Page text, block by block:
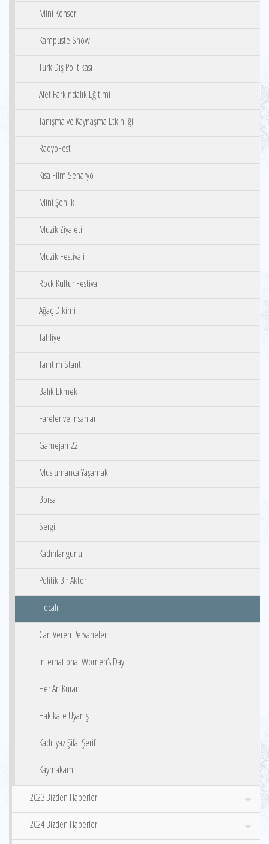
Mini Konser
Kampüste Show
Türk Dış Politikası
Afet Farkındalık Eğitimi
Tanışma ve Kaynaşma Etkinliği
RadyoFest
Kısa Film Senaryo
Mini Şenlik
Müzik Ziyafeti
Müzik Festivali
Rock Kültür Festivali
Ağaç Dikimi
Tahliye
Tanıtım Stantı
Balık Ekmek
Fareler ve İnsanlar
Gamejam22
Müslümanca Yaşamak
Borsa
Sergi
Kadınlar günü
Politik Bir Aktör
Hocalı
Can Veren Pervaneler
İnternational Women’s Day
Her An Kuran
Hakikate Uyanış
Kadı İyaz Şifai Şerif
Kaymakam
2023 Bizden Haberler
2024 Bizden Haberler